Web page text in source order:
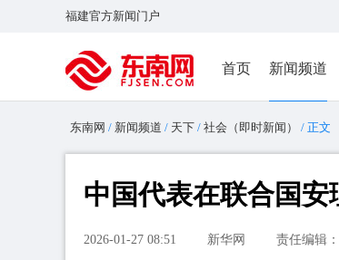
福建官方新闻门户
首页 新闻频道
东南网 / 新闻频道 / 天下 / 社会（即时新闻） / 正文
中国代表在联合国
2026-01-27 08:51 新华网 责任编辑